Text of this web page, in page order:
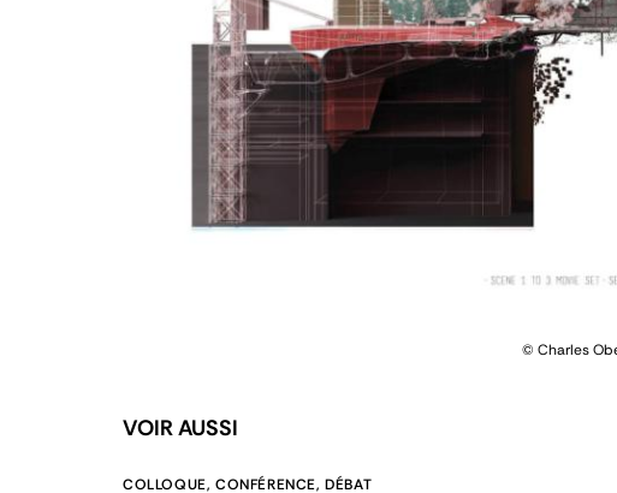
© Charles
VOIR AUSSI
COLLOQUE, CONFÉRENCE, DÉBAT